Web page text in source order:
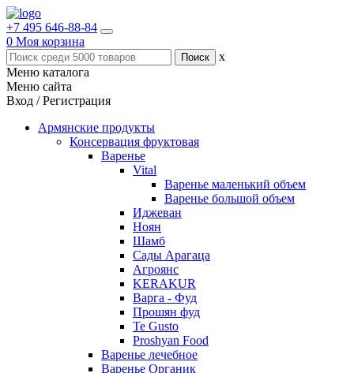
+7 495 646-88-84
0 Моя корзина
x
Меню каталога
Меню сайта
Вход / Регистрация
Армянские продукты
Консервация фруктовая
Варенье
Vital
Варенье маленький объем
Варенье большой объем
Иджеван
Ноян
Шамб
Сады Арагаца
Агроянс
KERAKUR
Варга - Фуд
Прошян фуд
Te Gusto
Proshyan Food
Варенье лечебное
Варенье Органик